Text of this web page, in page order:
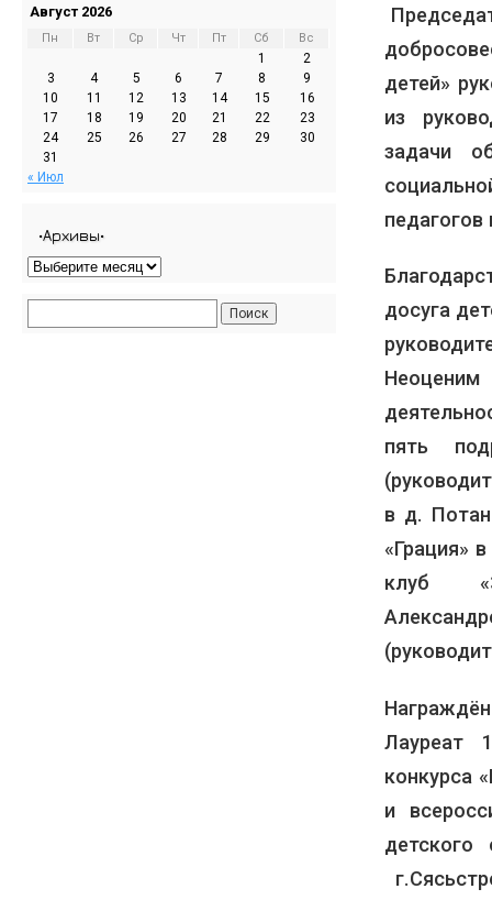
детей»
из
задачи
досуга
пять
в д.
«Грация»
клуб
Лауреат
конкурса
и
детского
Август 2026
Пн Вт Ср Чт Пт Сб Вс
1
2
3
4 5 6 7 8
9
10
11 12 13 14 15
16
17
18 19 20 21 22
23
24
25 26 27 28 29
30
31
« Июл
•Архивы•